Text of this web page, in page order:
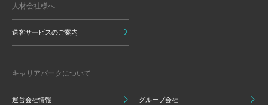
人材会社様へ
送客サービスのご案内
キャリアパークについて
運営会社情報 グループ会社